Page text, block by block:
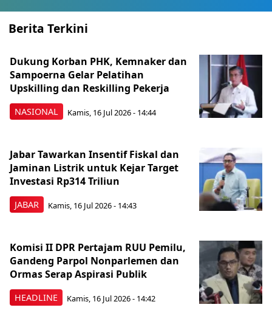
Berita Terkini
NASIONAL
Dukung Korban PHK, Kemnaker dan
Sampoerna Gelar Pelatihan
Upskilling dan Reskilling Pekerja
Kamis, 16 Jul 2026 - 14:44
JABAR
Jabar Tawarkan Insentif Fiskal dan
Jaminan Listrik untuk Kejar Target
Investasi Rp314 Triliun
Kamis, 16 Jul 2026 - 14:43
HEADLINE
Komisi II DPR Pertajam RUU Pemilu,
Gandeng Parpol Nonparlemen dan
Ormas Serap Aspirasi Publik
Kamis, 16 Jul 2026 - 14:42